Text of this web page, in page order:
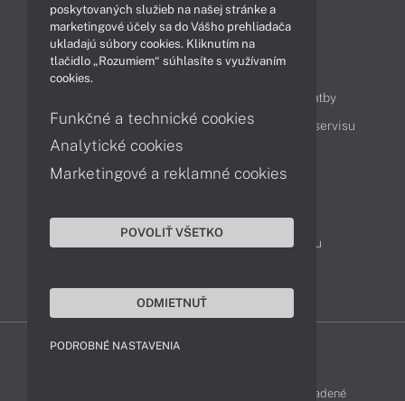
Technológie
Videá
Obsah
Možnosti doručenia a platby
Podpora a servis
Servisné služby Cenník servisu
Kontakty
043 4224 771
Obchodné oddelenie
Reklamácia tovaru
LENOVO-SHOP © 2013 - 2026 Všetky práva vyhradené
poskytovaných služieb na našej stránke a
marketingové účely sa do Vášho prehliadača
ukladajú súbory cookies. Kliknutím na
tlačidlo „Rozumiem“ súhlasíte s využívaním
cookies.
Funkčné a technické cookies
Analytické cookies
Marketingové a reklamné cookies
POVOLIŤ VŠETKO
ODMIETNUŤ
PODROBNÉ NASTAVENIA